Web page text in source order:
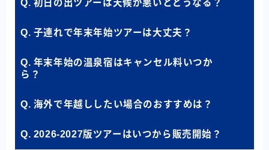
Q. 初日の出ツアーは天候が悪いとどうなる？
Q. 子連れで年末年始ツアーは大丈夫？
Q. 年末年始の温泉宿はキャンセル料いつか
ら？
Q. 海外で年越ししたい場合のおすすめは？
Q. 2026-2027版ツアーはいつから販売開始？